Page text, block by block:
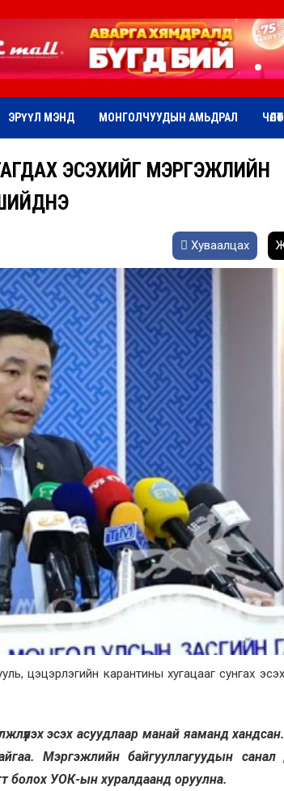
ЭРҮҮЛ МЭНД МОНГОЛЧУУДЫН АМЬДРАЛ
ЭСЭХИЙГ МЭРГЭЖЛИЙН
Хуваалцах
цэцэрлэгийн карантины хугацааг сунгах
эсэх асуудлаар манай яаманд
Мэргэжлийн байгууллагуудын санал
болох УОК-ын хуралдаанд оруулна.